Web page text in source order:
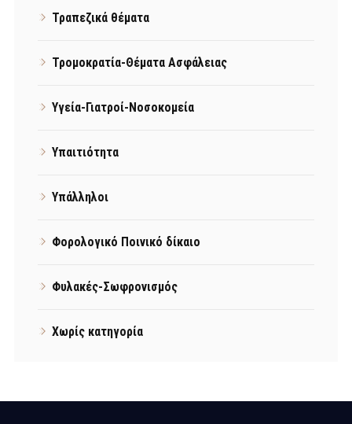
Τραπεζικά θέματα
Τρομοκρατία-Θέματα Ασφάλειας
Υγεία-Γιατροί-Νοσοκομεία
Υπαιτιότητα
Υπάλληλοι
Φορολογικό Ποινικό δίκαιο
Φυλακές-Σωφρονισμός
Χωρίς κατηγορία